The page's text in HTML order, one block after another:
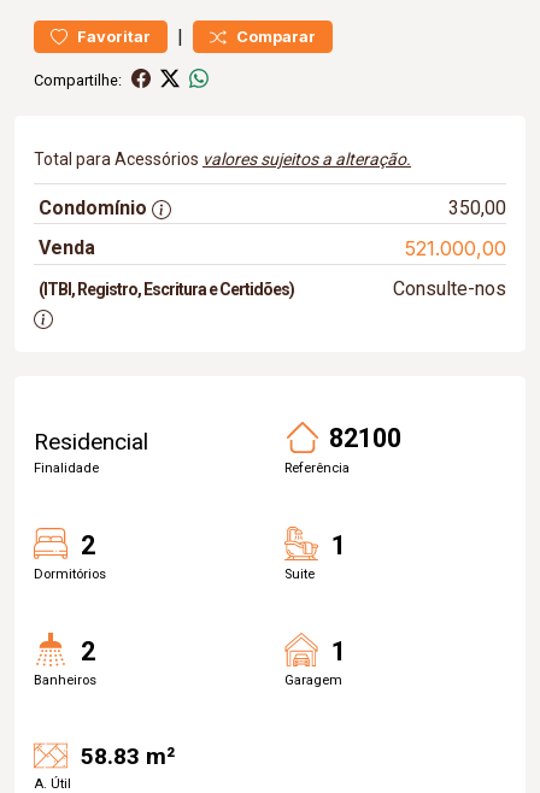
Favoritar | Comparar
Compartilhe:
Total para Acessórios valores sujeitos a alteração.
Condomínio
350,00
Venda
521.000,00
(ITBI, Registro, Escritura e Certidões) Consulte-nos
Residencial
Finalidade
82100
Referência
2
Dormitórios
1
Suite
2
Banheiros
1
Garagem
58.83 m²
A. Útil